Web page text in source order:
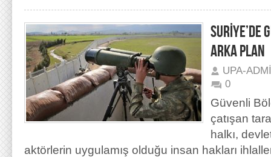
SURİYE’DE
ARKA PLAN
UPA-
0
Güvenli
çatışan
halkı,
aktörlerin uygulamış olduğu insan hakları